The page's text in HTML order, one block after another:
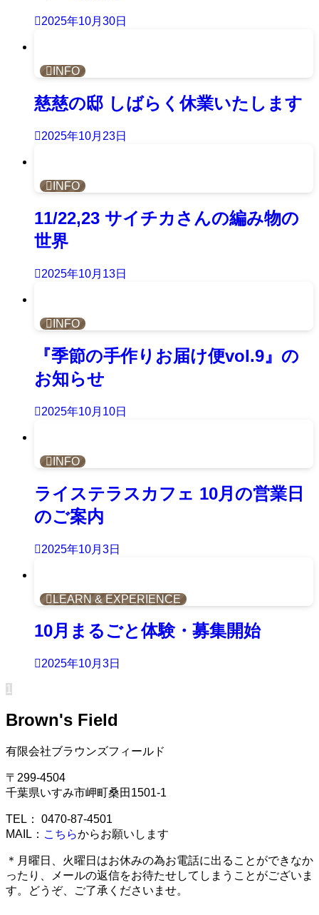
2025年10月30日
INFO
慈慈の邸 しばらく休業いたします
2025年10月23日
INFO
11/22,23 サイチカさんの編み物の
世界
2025年10月13日
INFO
『季節の手作りお届け便vol.9』の
お知らせ
2025年10月10日
INFO
ライステラスカフェ 10月の営業日
のご案内
2025年10月3日
LEARN & EXPERIENCE
10月まるごと体験・募集開始
2025年10月3日
1
Brown's Field
有限会社ブラウンズフィールド
〒299-4504
千葉県いすみ市岬町桑田1501-1
TEL： 0470-87-4501
MAIL： こちらからお願いします
＊月曜日、火曜日はお休みの為お電話に出ることができなか
ったり、メールの返信をお待たせしてしまうことがございま
す。どうぞ、ご了承くださいませ。